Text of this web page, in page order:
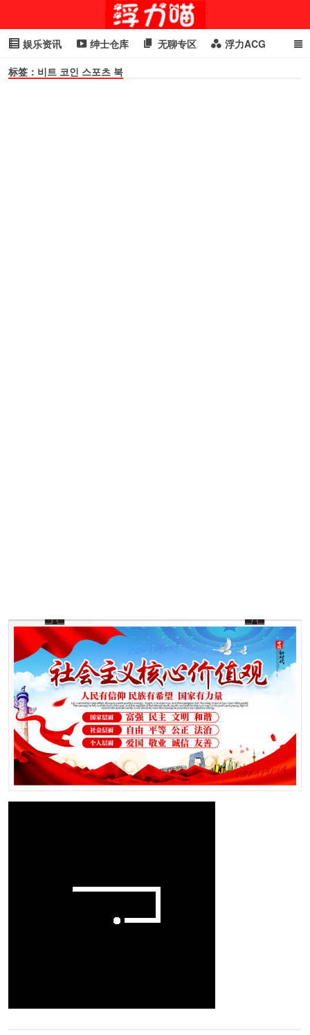
娱乐资讯 绅士仓库 无聊专区 浮力ACG
浮力GIF 明星头条 浮力资讯
标签：비트 코인 스포츠 북